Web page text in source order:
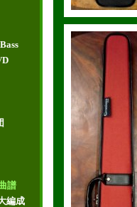
譜
編成